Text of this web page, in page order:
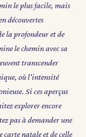
le plus facile, mais
découvertes
la profondeur et de
le chemin avec sa
transcender
où l'intensité
Si ces aperçus
explorer encore
pas à demander une
carte natale et de celle